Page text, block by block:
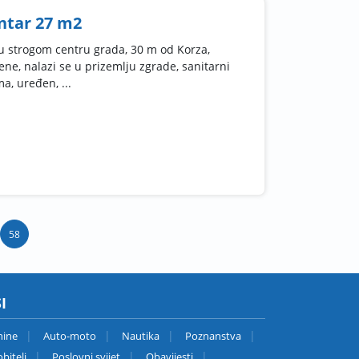
27 m2
strogom centru grada, 30 m od Korza,
nalazi se u prizemlju zgrade, sanitarni
uređen, ...
58
Auto-moto Nautika
Poznanstva